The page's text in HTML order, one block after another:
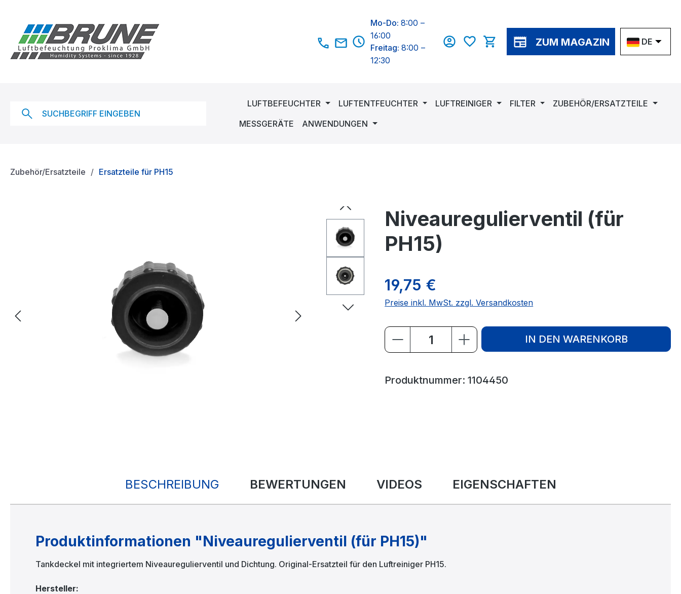
Mo-Do:8:00 –
16:00
Freitag:8:00 –
12:30
Warenkorb enthält 0 Positionen. Der
ZUM MAGAZIN DE
LUFTBEFEUCHTER LUFTENTFEUCHTER LUFTREINIGER FILTER
ZUBEHÖR/ERSATZTEILE
MESSGERÄTE
ANWENDUNGEN
Zubehör/Ersatzteile Ersatzteile für PH15
Niveauregulierventil (für
PH15)
19,75 €
Preise inkl. MwSt. zzgl. Versandkosten
Produkt Anzahl: Gib den gewünschten Wert ein
IN DEN WARENKORB
Produktnummer:1104450
BESCHREIBUNG BEWERTUNGEN VIDEOS EIGENSCHAFTEN
Produktinformationen "Niveauregulierventil (für PH15)"
Tankdeckel mit integriertem Niveauregulierventil und Dichtung. Original-Ersatzteil für den Luftreiniger PH15.
Hersteller: